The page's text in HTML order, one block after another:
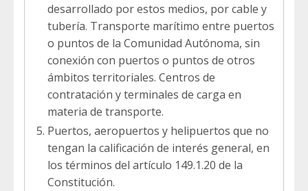
desarrollado por estos medios, por cable y
tubería. Transporte marítimo entre puertos
o puntos de la Comunidad Autónoma, sin
conexión con puertos o puntos de otros
ámbitos territoriales. Centros de
contratación y terminales de carga en
materia de transporte.
Puertos, aeropuertos y helipuertos que no
tengan la calificación de interés general, en
los términos del artículo 149.1.20 de la
Constitución.